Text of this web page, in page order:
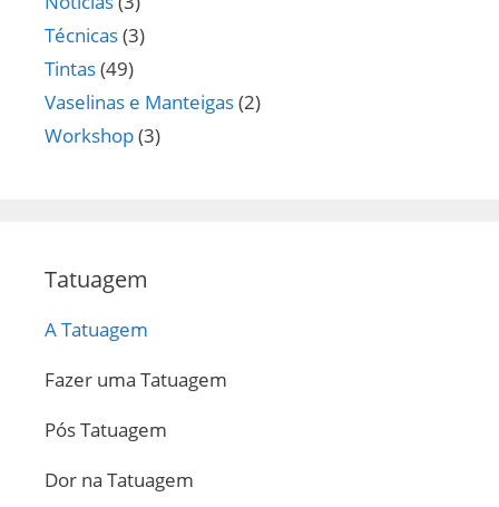
Técnicas(3)
Tintas(49)
Vaselinas e Manteigas(2)
Workshop(3)
Tatuagem
A Tatuagem
Fazer uma Tatuagem
Pós Tatuagem
Dor na Tatuagem